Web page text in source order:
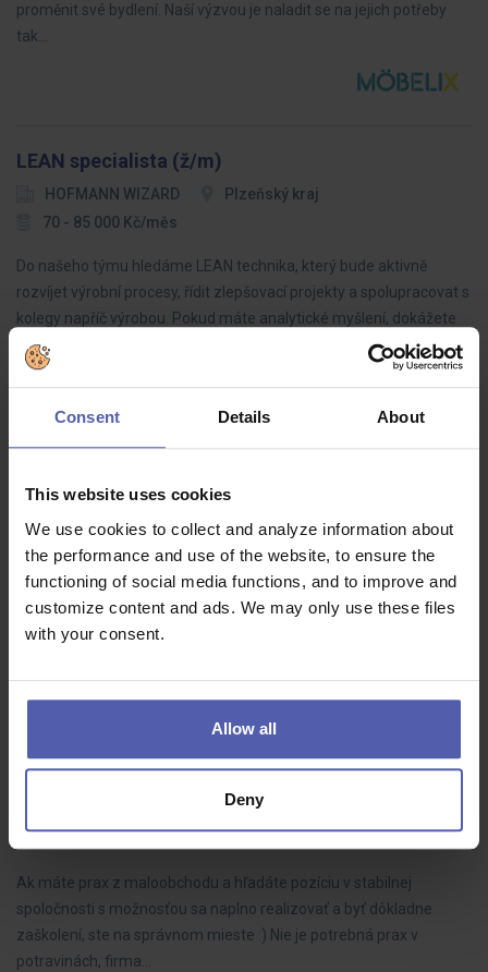
Consent Details About
This website uses cookies
We use cookies to collect and analyze information about
the performance and use of the website, to ensure the
functioning of social media functions, and to improve and
customize content and ads. We may only use these files
with your consent.
Allow all
Deny
proměnit své bydlení. Naší výzvou je naladit se na jejich potřeby
tak…
LEAN specialista (ž/m)
HOFMANN WIZARD
Plzeňský kraj
70 - 85 000 Kč/měs
Do našeho týmu hledáme LEAN technika, který bude aktivně
rozvíjet výrobní procesy, řídit zlepšovací projekty a spolupracovat s
kolegy napříč výrobou. Pokud máte analytické myšlení, dokážete
dotahovat…
HOFMANN WIZARD
Nový Bydžov
35 - 39 000 Kč/měs
Hledáme spolehlivé a motivované montážní dělníky, kteří se připojí
k našemu výrobnímu týmu. Budete zodpovědní za montáž
výrobků podle pokynů a standardů kvality.
POTRAVINY -Komárno/Kolárovo
Manuvia Expert Recruitment SK
Ak máte prax z maloobchodu a hľadáte pozíciu v stabilnej
spoločnosti s možnosťou sa naplno realizovať a byť dôkladne
zaškolení, ste na správnom mieste :) Nie je potrebná prax v
potravinách, firma…